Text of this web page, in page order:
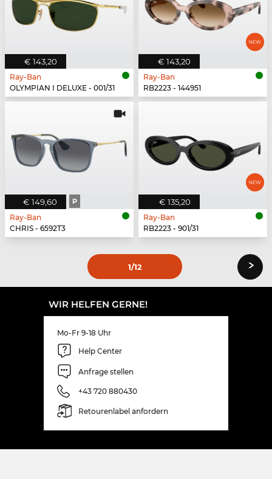
€ 143,20
Ray-Ban
OLYMPIAN I DELUXE - 001/31
€ 143,20
Ray-Ban
RB2223 - 144951
€ 149,60 P
Ray-Ban
CHRIS - 6592T3
€ 135,20
Ray-Ban
RB2223 - 901/31
1/12 ›
WIR HELFEN GERNE!
Mo-Fr 9-18 Uhr
Help Center
Anfrage stellen
+43 720 880430
Retourenlabel anfordern